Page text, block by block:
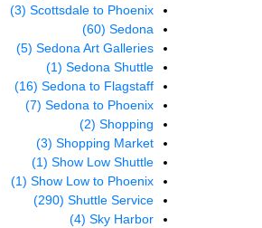
Scottsdale to Phoenix
(3)
Sedona
(60)
Sedona Art Galleries
(5)
Sedona Shuttle
(1)
Sedona to Flagstaff
(16)
Sedona to Phoenix
(7)
Shopping
(2)
Shopping Market
(3)
Show Low Shuttle
(1)
Show Low to Phoenix
(1)
Shuttle Service
(290)
Sky Harbor
(4)